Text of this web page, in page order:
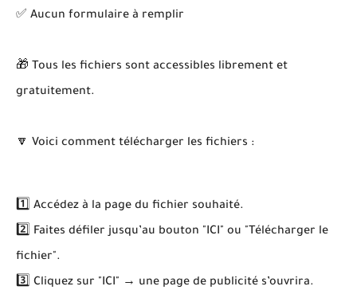
✅ Aucun formulaire à remplir
🎁 Tous les fichiers sont accessibles librement et
gratuitement.
🔽 Voici comment télécharger les fichiers :
1️⃣ Accédez à la page du fichier souhaité.
2️⃣ Faites défiler jusqu’au bouton "ICI" ou "Télécharger le
fichier".
3️⃣ Cliquez sur "ICI" → une page de publicité s’ouvrira.